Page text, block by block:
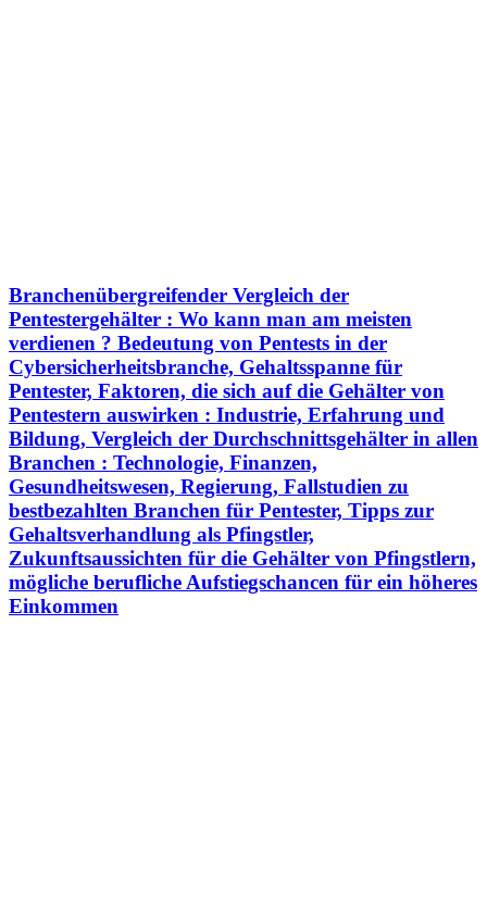
Branchenübergreifender Vergleich der
Pentestergehälter : Wo kann man am meisten
verdienen ? Bedeutung von Pentests in der
Cybersicherheitsbranche, Gehaltsspanne für
Pentester, Faktoren, die sich auf die Gehälter von
Pentestern auswirken : Industrie, Erfahrung und
Bildung, Vergleich der Durchschnittsgehälter in allen
Branchen : Technologie, Finanzen,
Gesundheitswesen, Regierung, Fallstudien zu
bestbezahlten Branchen für Pentester, Tipps zur
Gehaltsverhandlung als Pfingstler,
Zukunftsaussichten für die Gehälter von Pfingstlern,
mögliche berufliche Aufstiegschancen für ein höheres
Einkommen